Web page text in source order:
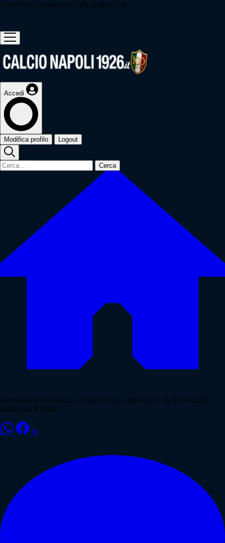
Questo sito contribuisce alla audience de
Accedi
Modifica profilo Logout
Cerca
Germania ko ma prima, Costa d'Avorio agli ottavi: anche Ecuador
esulta con 4 punti